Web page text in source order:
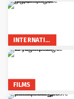
INTERNATIONAL
FILMS